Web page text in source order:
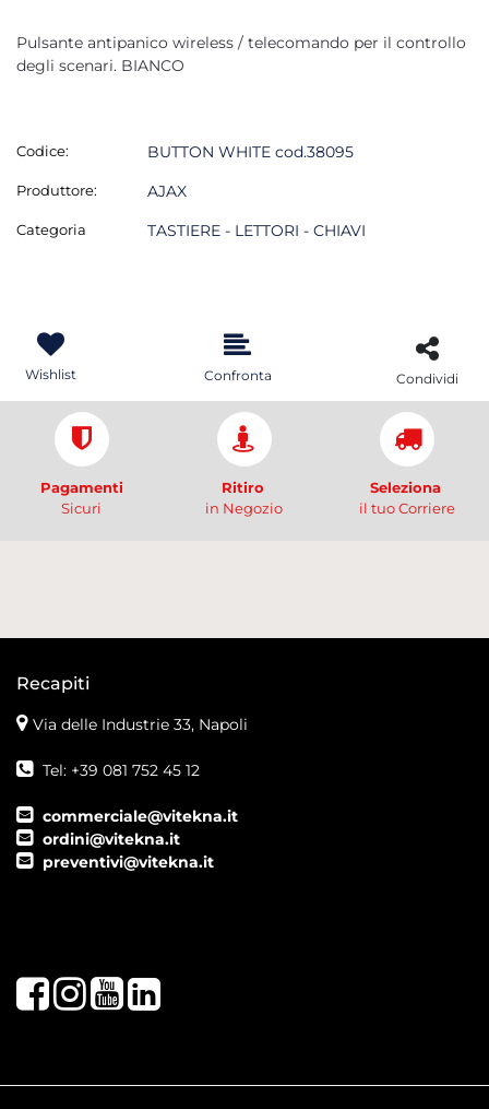
Pulsante antipanico wireless / telecomando per il controllo
degli scenari. BIANCO
Codice: BUTTON WHITE cod.38095
Produttore: AJAX
Categoria TASTIERE - LETTORI - CHIAVI
Wishlist Confronta Condividi
Pagamenti
Sicuri
Ritiro
in Negozio
Seleziona
il tuo Corriere
Recapiti
Via delle Industrie 33, Napoli
Tel: +39 081 752 45 12
commerciale@vitekna.it
ordini@vitekna.it
preventivi@vitekna.it
FacebookInstagram
YoutubeLinkedIn